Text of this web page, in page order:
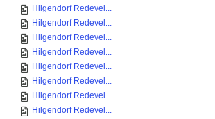
Hilgendorf Redevel...
Hilgendorf Redevel...
Hilgendorf Redevel...
Hilgendorf Redevel...
Hilgendorf Redevel...
Hilgendorf Redevel...
Hilgendorf Redevel...
Hilgendorf Redevel...